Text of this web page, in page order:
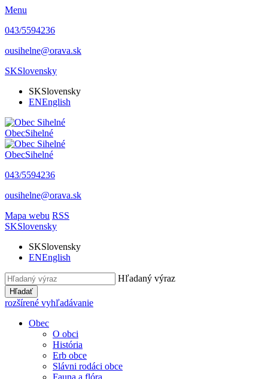
Menu
043/5594236
ousihelne@orava.sk
SKSlovensky
SKSlovensky
ENEnglish
ObecSihelné
ObecSihelné
043/5594236
ousihelne@orava.sk
Mapa webu RSS
SKSlovensky
SKSlovensky
ENEnglish
Hľadaný výraz
Hľadať
rozšírené vyhľadávanie
Obec
O obci
História
Erb obce
Slávni rodáci obce
Fauna a flóra